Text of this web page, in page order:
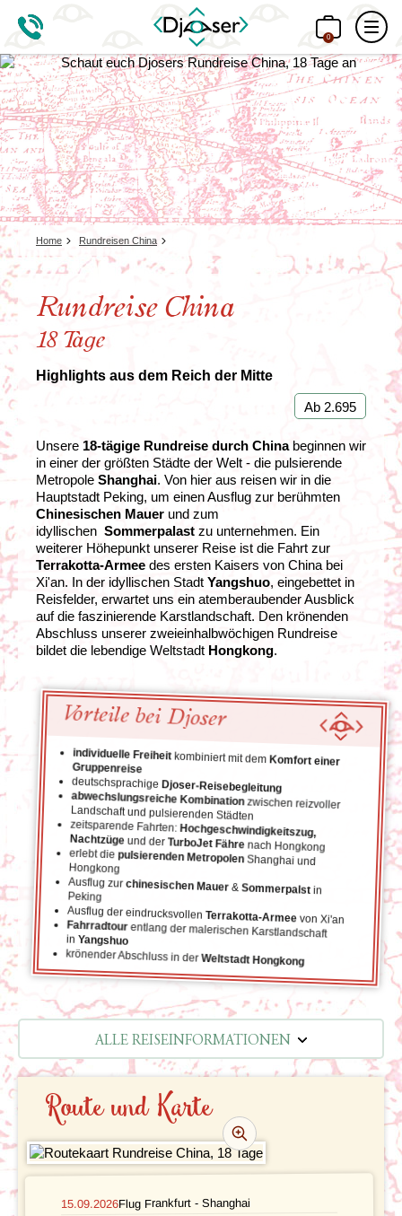
0
Home Rundreisen China
Rundreise China
18 Tage
Highlights aus dem Reich der Mitte
Ab 2.695
Unsere 18-tägige Rundreise durch Chinabeginnen wir
in einer der größten Städte der Welt - die pulsierende
Metropole Shanghai. Von hier aus reisen wir in die
Hauptstadt Peking, um einen Ausflug zur berühmten
Chinesischen Mauer und zum
idyllischen Sommerpalast zu unternehmen. Ein
weiterer Höhepunkt unserer Reise ist die Fahrt zur
Terrakotta-Armee des ersten Kaisers von China bei
Xi'an. In der idyllischen Stadt Yangshuo, eingebettet in
Reisfelder, erwartet uns ein atemberaubender Ausblick
auf die faszinierende Karstlandschaft. Den krönenden
Abschluss unserer zweieinhalbwöchigen Rundreise
bildet die lebendige Weltstadt Hongkong.
Vorteile bei Djoser
individuelle Freiheitkombiniert mit demKomfort einer
Gruppenreise
deutschsprachigeDjoser-Reisebegleitung
abwechslungsreiche Kombinationzwischen reizvoller
Landschaft und pulsierenden Städten
zeitsparende Fahrten:Hochgeschwindigkeitszug,
Nachtzügeund derTurboJet Fährenach Hongkong
erlebt diepulsierenden MetropolenShanghai und
Hongkong
Ausflug zurchinesischen Mauer & Sommerpalstin
Peking
Ausflug der eindrucksvollen Terrakotta-Armeevon Xi'an
Fahrradtourentlang der malerischen Karstlandschaft
in Yangshuo
krönender Abschluss in derWeltstadt Hongkong
ALLE REISEINFORMATIONEN
REISEVERLAUF
TERMINE | PREISE
REZENSIONEN
PRAKTISCHE INFOS
Route und Karte
15.09.2026Flug Frankfurt - Shanghai